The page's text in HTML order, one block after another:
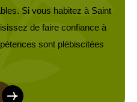
Si vous habitez à Saint
de faire confiance à
sont plébiscitées